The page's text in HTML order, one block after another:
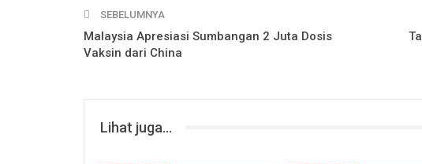
SEBELUMNYA
Malaysia Apresiasi Sumbangan 2 Juta Dosis
Vaksin dari China
Lihat juga...